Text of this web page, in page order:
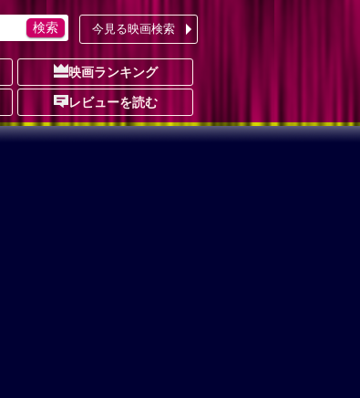
今見る映画検索
映画ランキング
レビューを読む